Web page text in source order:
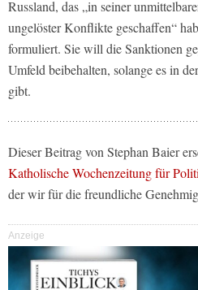
Russland, das „in seiner
ungelöster Konflikte geschaffen“
formuliert. Sie will die Sanktionen
Umfeld beibehalten, solange es in
gibt.
Dieser Beitrag von Stephan Baier
Katholische Wochenzeitung für
der wir für die freundliche
Anzeige